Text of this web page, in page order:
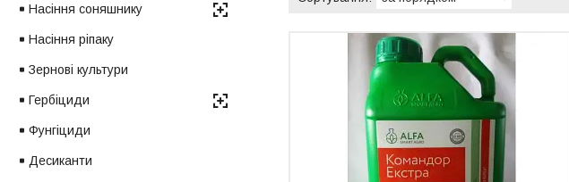
Насіння соняшнику
Насіння ріпаку
Зернові культури
Гербіциди
Фунгіциди
Десиканти